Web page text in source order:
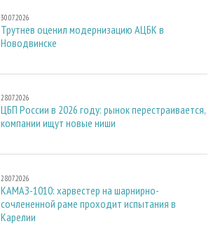
30.07.2026
Трутнев оценил модернизацию АЦБК в
Новодвинске
28.07.2026
ЦБП России в 2026 году: рынок перестраивается,
компании ищут новые ниши
28.07.2026
КАМАЗ-1010: харвестер на шарнирно-
сочлененной раме проходит испытания в
Карелии